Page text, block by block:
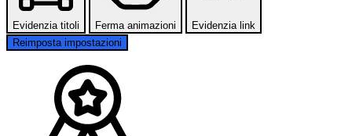
Evidenzia titoli Ferma animazioni
Evidenzia link
Reimposta impostazioni